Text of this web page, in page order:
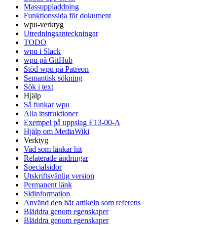
Massuppladdning
Funktionssida för dokument
wpu-verktyg
Utredningsanteckningar
TODO
wpu i Slack
wpu på GitHub
Stöd wpu på Patreon
Semantisk sökning
Sök i text
Hjälp
Så funkar wpu
Alla instruktioner
Exempel på uppslag E13-00-A
Hjälp om MediaWiki
Verktyg
Vad som länkar hit
Relaterade ändringar
Specialsidor
Utskriftsvänlig version
Permanent länk
Sidinformation
Använd den här artikeln som referens
Bläddra genom egenskaper
Bläddra genom egenskaper